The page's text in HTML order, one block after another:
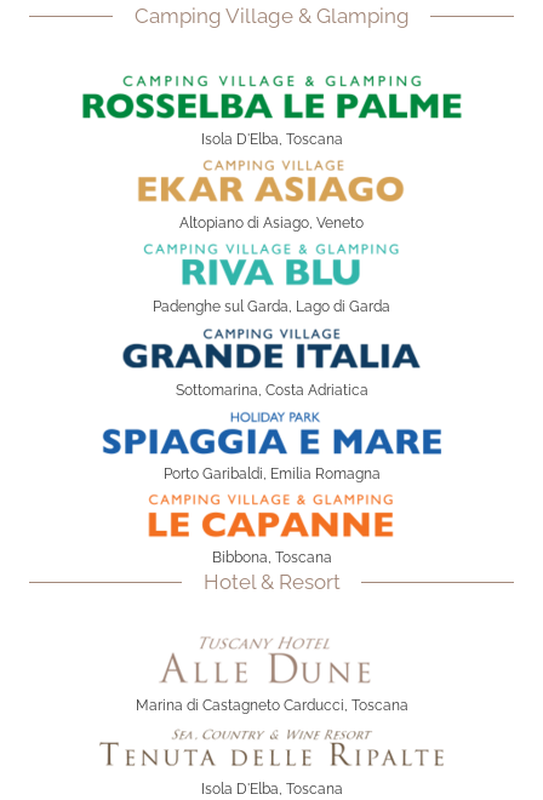
Camping Village & Glamping
Isola D'Elba, Toscana
Altopiano di Asiago, Veneto
Padenghe sul Garda, Lago di Garda
Sottomarina, Costa Adriatica
Porto Garibaldi, Emilia Romagna
Bibbona, Toscana
Hotel & Resort
Marina di Castagneto Carducci, Toscana
Isola D'Elba, Toscana